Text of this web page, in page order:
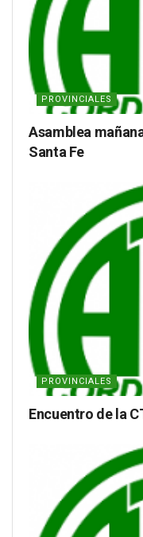
PROVINCIALES
Asamblea
Santa Fe
PROVINCIALES
Encuentro de la